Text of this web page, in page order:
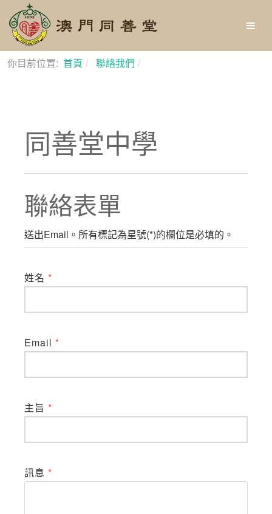
你目前位置: 首頁 聯絡我們
同善堂中學
聯絡表單
送出Email。所有標記為星號(*)的欄位是必填的。
姓名 *
Email *
主旨 *
訊息 *